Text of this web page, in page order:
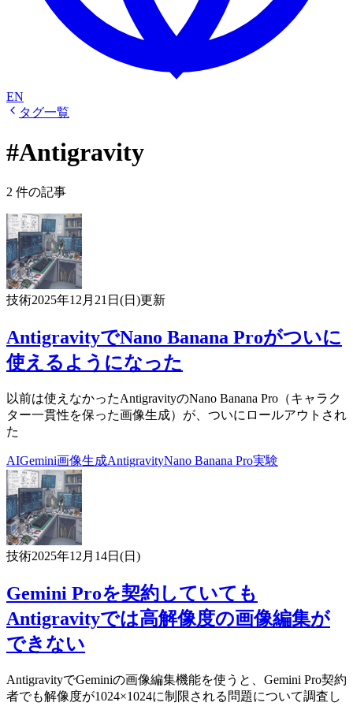
EN
タグ一覧
#Antigravity
2 件の記事
技術2025年12月21日(日)更新
AntigravityでNano Banana Proがついに
使えるようになった
以前は使えなかったAntigravityのNano Banana Pro（キャラク
ター一貫性を保った画像生成）が、ついにロールアウトされ
た
AIGemini画像生成AntigravityNano Banana Pro実験
技術2025年12月14日(日)
Gemini Proを契約していても
Antigravityでは高解像度の画像編集が
できない
AntigravityでGeminiの画像編集機能を使うと、Gemini Pro契約
者でも解像度が1024×1024に制限される問題について調査し